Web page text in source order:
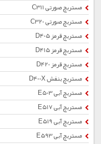
مستربچ صورتی C311
مستربچ صورتی C320
مستربچ قرمز D405
مستربچ قرمز D415
مستربچ قرمز D420
مستربچ بنفش D400X
مستربچ آبی E503
مستربچ آبی E517
مستربچ آبی E519
مستربچ آبی E593